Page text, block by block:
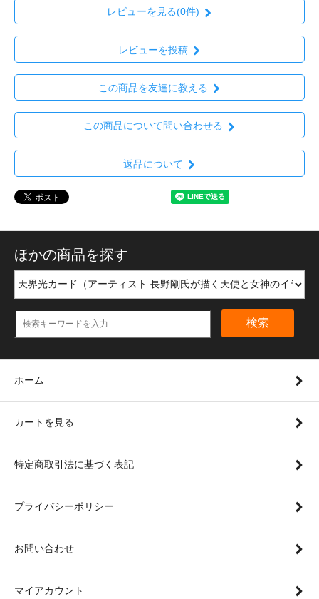
レビューを見る(0件)
レビューを投稿
この商品を友達に教える
この商品について問い合わせる
返品について
ほかの商品を探す
検索
ホーム
カートを見る
特定商取引法に基づく表記
プライバシーポリシー
お問い合わせ
マイアカウント